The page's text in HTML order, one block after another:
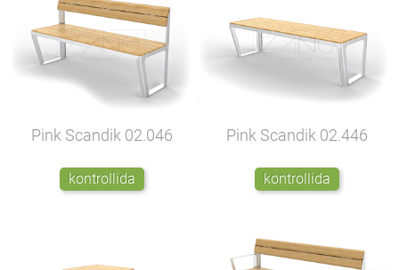
Pink Scandik 02.046
kontrollida
Pink Scandik 02.446
kontrollida